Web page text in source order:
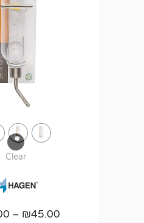
Clear
₪45.00
–